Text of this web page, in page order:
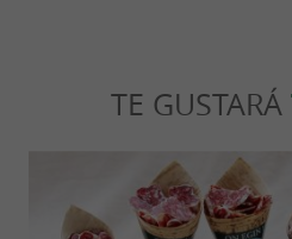
TE GUSTARÁ